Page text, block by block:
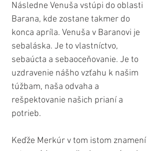
Následne Venuša vstúpi do oblasti
Barana, kde zostane takmer do
konca apríla. Venuša v Baranovi je
sebaláska. Je to vlastníctvo,
sebaúcta a sebaoceňovanie. Je to
uzdravenie nášho vzťahu k našim
túžbam, naša odvaha a
rešpektovanie našich prianí a
potrieb.
Keďže Merkúr v tom istom znamení